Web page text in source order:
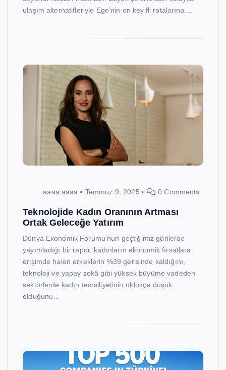
ulaşım alternatifleriyle Ege’nin en keyifli rotalarına…
aaaa aaaa Temmuz 9, 2025 0 Comments
Teknolojide Kadın Oranının Artması
Ortak Geleceğe Yatırım
Dünya Ekonomik Forumu’nun geçtiğimiz günlerde
yayımladığı bir rapor, kadınların ekonomik fırsatlara
erişimde halen erkeklerin %39 gerisinde kaldığını,
teknoloji ve yapay zekâ gibi yüksek büyüme vadeden
sektörlerde kadın temsiliyetinin oldukça düşük
olduğunu…